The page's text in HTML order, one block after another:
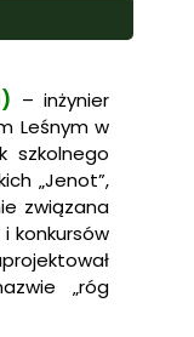
– inżynier
Leśnym w
szkolnego
„Jenot”,
związana
konkursów
„róg